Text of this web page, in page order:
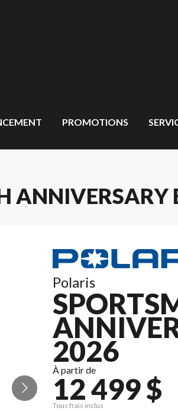
PROMOTIONS
ANNIVERSARY
Polaris
2026
À partir de
12 499 $
Tous frais inclus